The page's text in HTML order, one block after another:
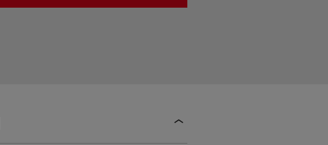
Apkope